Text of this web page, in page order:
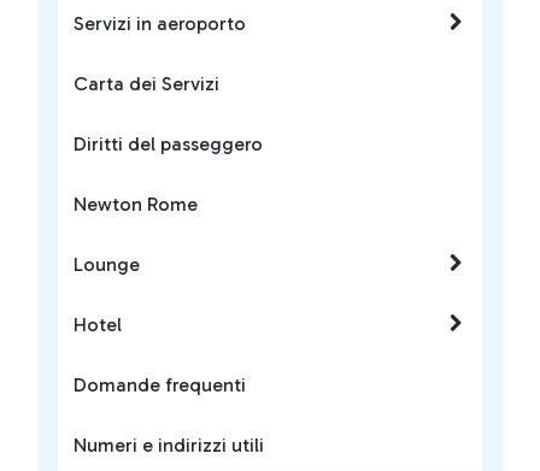
Servizi in aeroporto
Carta dei Servizi
Diritti del passeggero
Newton Rome
Lounge
Hotel
Domande frequenti
Numeri e indirizzi utili